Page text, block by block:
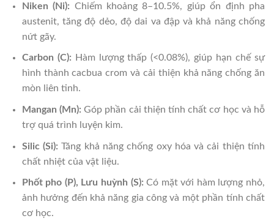
Niken (Ni): Chiếm khoảng 8–10.5%, giúp ổn định pha
austenit, tăng độ dẻo, độ dai va đập và khả năng chống
nứt gãy.
Carbon (C): Hàm lượng thấp (<0.08%), giúp hạn chế sự
hình thành cacbua crom và cải thiện khả năng chống ăn
mòn liên tinh.
Mangan (Mn): Góp phần cải thiện tính chất cơ học và hỗ
trợ quá trình luyện kim.
Silic (Si): Tăng khả năng chống oxy hóa và cải thiện tính
chất nhiệt của vật liệu.
Phốt pho (P), Lưu huỳnh (S): Có mặt với hàm lượng nhỏ,
ảnh hưởng đến khả năng gia công và một phần tính chất
cơ học.